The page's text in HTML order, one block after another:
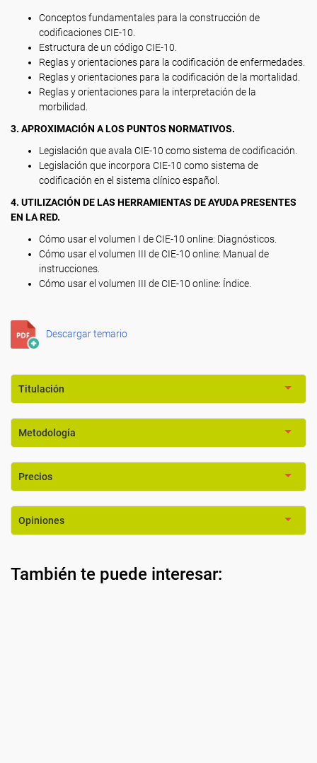
Conceptos fundamentales para la construcción de
codificaciones CIE-10.
Estructura de un código CIE-10.
Reglas y orientaciones para la codificación de enfermedades.
Reglas y orientaciones para la codificación de la mortalidad.
Reglas y orientaciones para la interpretación de la
morbilidad.
3. APROXIMACIÓN A LOS PUNTOS NORMATIVOS.
Legislación que avala CIE-10 como sistema de codificación.
Legislación que incorpora CIE-10 como sistema de
codificación en el sistema clínico español.
4. UTILIZACIÓN DE LAS HERRAMIENTAS DE AYUDA PRESENTES
EN LA RED.
Cómo usar el volumen I de CIE-10 online: Diagnósticos.
Cómo usar el volumen III de CIE-10 online: Manual de
instrucciones.
Cómo usar el volumen III de CIE-10 online: Índice.
Descargar temario
Titulación
Metodología
Precios
Opiniones
También te puede interesar: